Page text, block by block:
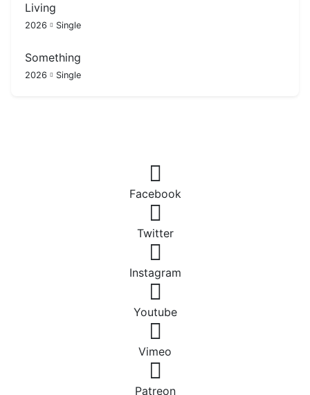
Living
2026 Single
Something
2026 Single
Facebook
Twitter
Instagram
Youtube
Vimeo
Patreon